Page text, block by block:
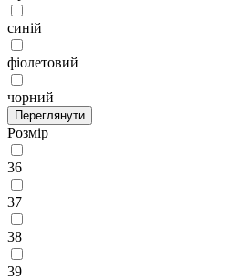
синій
фіолетовий
чорний
Переглянути
Розмір
36
37
38
39